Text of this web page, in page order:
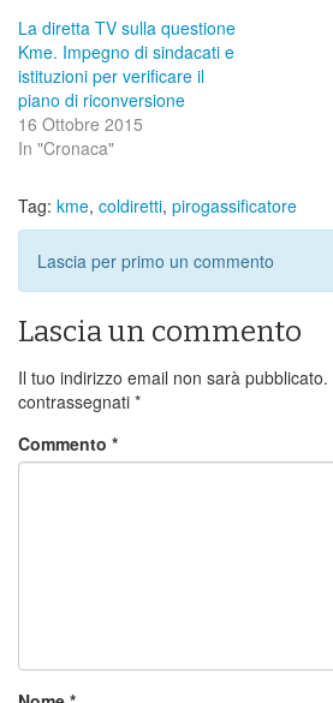
La diretta TV sulla questione
Kme. Impegno di sindacati e
istituzioni per verificare il
piano di riconversione
16 Ottobre 2015
In "Cronaca"
Tag: kme, coldiretti, pirogassificatore
Lascia per primo un commento
Lascia un commento
Il tuo indirizzo email non sarà pubblicato.
contrassegnati *
Commento *